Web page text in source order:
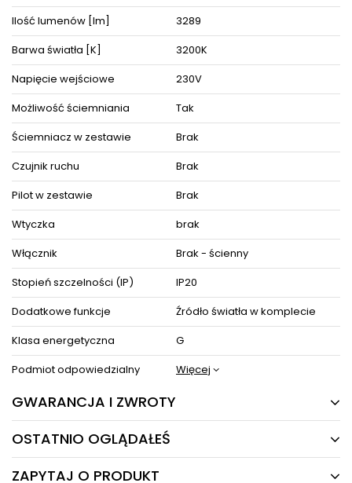
Ilość lumenów [lm]
3289
Barwa światła [K]
3200K
Napięcie wejściowe
230V
Możliwość ściemniania
Tak
Ściemniacz w zestawie
Brak
Czujnik ruchu
Brak
Pilot w zestawie
Brak
Wtyczka
brak
Włącznik
Brak - ścienny
Stopień szczelności (IP)
IP20
Dodatkowe funkcje
Źródło światła w komplecie
Klasa energetyczna
G
Podmiot odpowiedzialny
Więcej
GWARANCJA I ZWROTY
24 MIESIĄCE
Producent gwarantuje naprawę lub wymianę sprzętu
OSTATNIO OGLĄDAŁEŚ
ZAPYTAJ O PRODUKT